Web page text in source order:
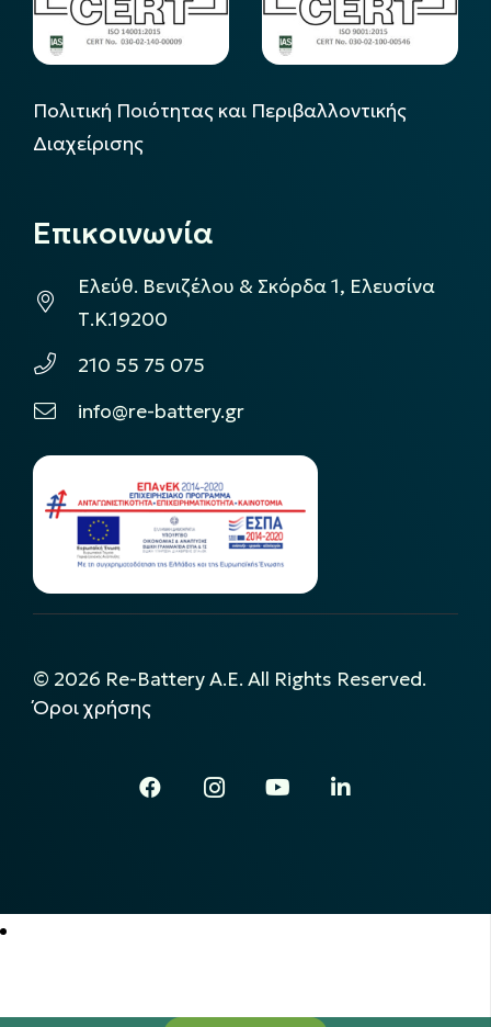
Πολιτική Ποιότητας και Περιβαλλοντικής
Διαχείρισης
Επικοινωνία
Ελεύθ. Βενιζέλου & Σκόρδα 1, Ελευσίνα
Τ.Κ.19200
210 55 75 075
info@re-battery.gr
© 2026 Re-Battery A.E. All Rights Reserved.
Όροι χρήσης